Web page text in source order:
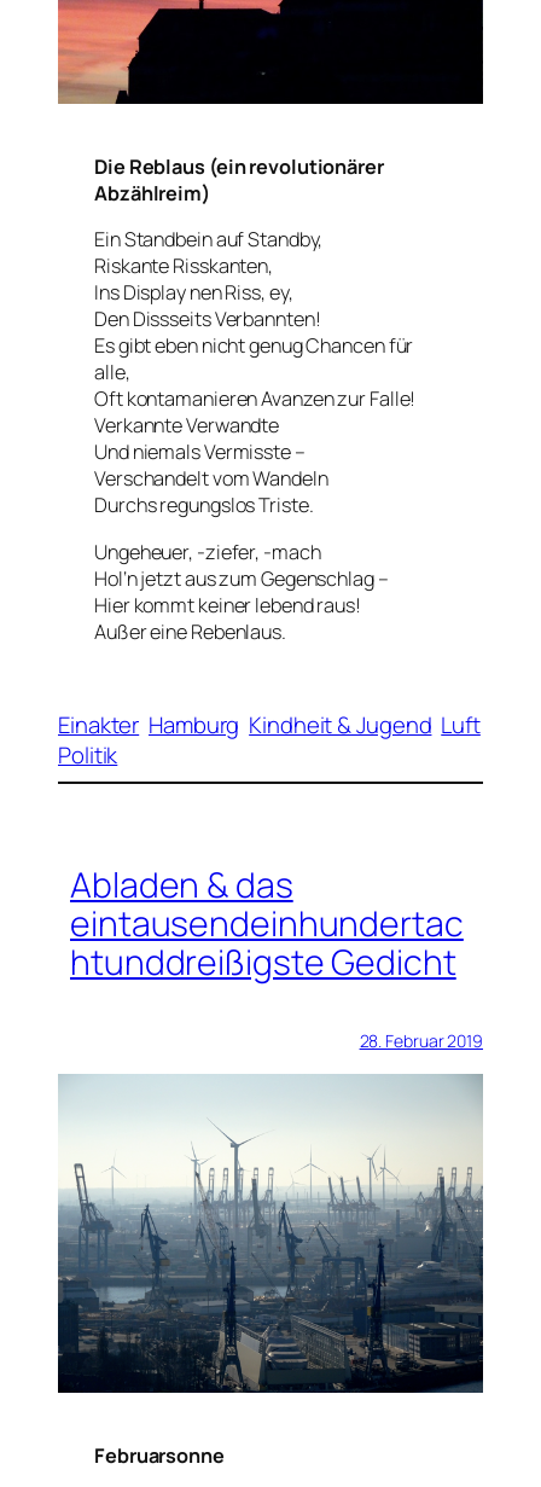
Die Reblaus (ein revolutionärer
Abzählreim)
Ein Standbein auf Standby,
Riskante Risskanten,
Ins Display nen Riss, ey,
Den Dissseits Verbannten!
Es gibt eben nicht genug Chancen für
alle,
Oft kontamanieren Avanzen zur Falle!
Verkannte Verwandte
Und niemals Vermisste –
Verschandelt vom Wandeln
Durchs regungslos Triste.
Ungeheuer, -ziefer, -mach
Hol‘n jetzt aus zum Gegenschlag –
Hier kommt keiner lebend raus!
Außer eine Rebenlaus.
Einakter Hamburg Kindheit & Jugend Luft
Politik
Abladen & das
eintausendeinhundertac
htunddreißigste Gedicht
28. Februar 2019
Februarsonne